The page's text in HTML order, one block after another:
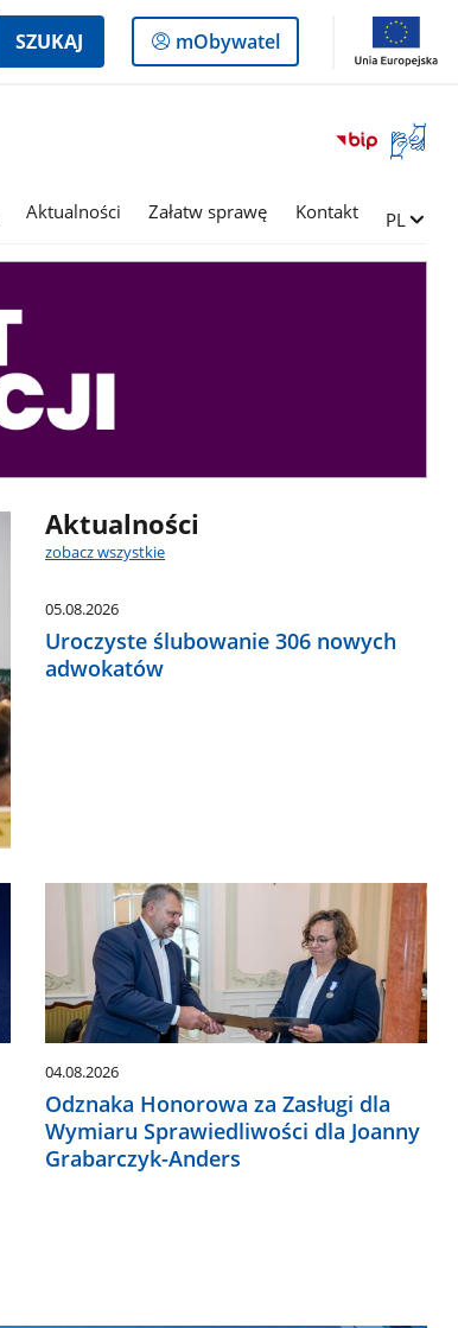
SZUKAJ
Logowanie
do
mObywatel
Otwórz
okno
języka
Aktualności Załatw sprawę Kontakt Zmień
PL
Aktualności
zobacz wszystkie
05.08.2026
Uroczyste ślubowanie 306 nowych
adwokatów
04.08.2026
Odznaka Honorowa za Zasługi dla
Wymiaru Sprawiedliwości dla Joanny
Grabarczyk-Anders